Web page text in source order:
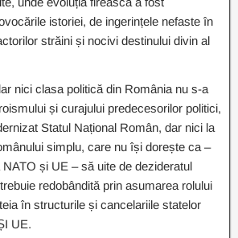
istoriei, de ingerințele nefaste în
străini și nocivi destinului divin al
nici clasa politică din România nu s-a
și curajului predecesorilor politici,
Statul Național Român, dar nici la
simplu, care nu își dorește ca –
și UE – să uite de dezideratul
redobândită prin asumarea rolului
în structurile și cancelariile statelor
UE.